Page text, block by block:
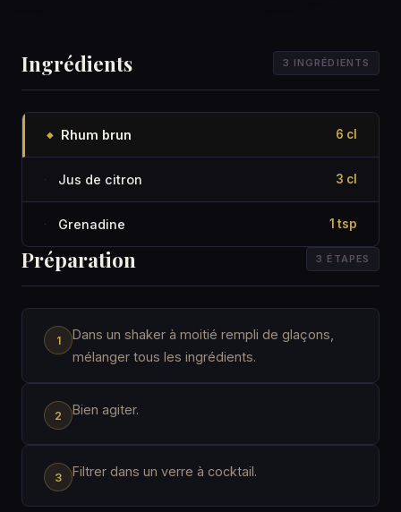
Ingrédients 3 INGRÉDIENTS
◆ Rhum brun 6 cl
· Jus de citron 3 cl
· Grenadine 1 tsp
Préparation 3 ÉTAPES
Dans un shaker à moitié rempli de glaçons,
mélanger tous les ingrédients.
Bien agiter.
Filtrer dans un verre à cocktail.